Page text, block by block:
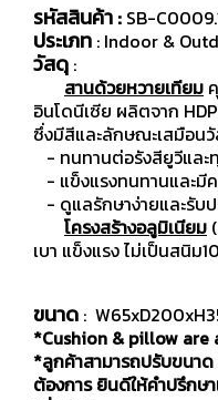
รหัสสินค้า : SB-
ประเภท : Indoor &
วัสดุ :
สานด้วยหวายเทียม
อินโดนีเซีย ผลิตจาก
ซึ่งมีสีและลักษณะเสมือ
- ทนทานต่อรังสียูวีและ
- แข็งแรงทนทานและมี
- ดูแลรักษาง่ายและรับ
โครงสร้างอลูมิเนียม
เบา แข็งแรง ไม่เป็นสนิม
ขนาด :
*Cushion & pillow
*ลูกค้าสามารถปรับขนาด
ต้องการ ยินดีให้คำปรึกษ